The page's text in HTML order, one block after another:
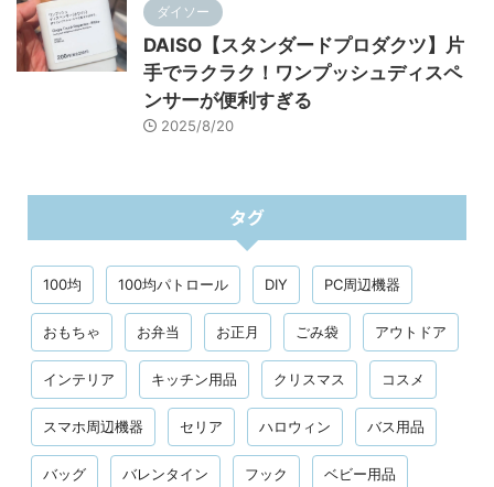
ダイソー
DAISO【スタンダードプロダクツ】片
手でラクラク！ワンプッシュディスペ
ンサーが便利すぎる
2025/8/20
タグ
100均 100均パトロール DIY PC周辺機器
おもちゃ お弁当 お正月 ごみ袋 アウトドア
インテリア キッチン用品 クリスマス コスメ
スマホ周辺機器 セリア ハロウィン バス用品
バッグ バレンタイン フック ベビー用品